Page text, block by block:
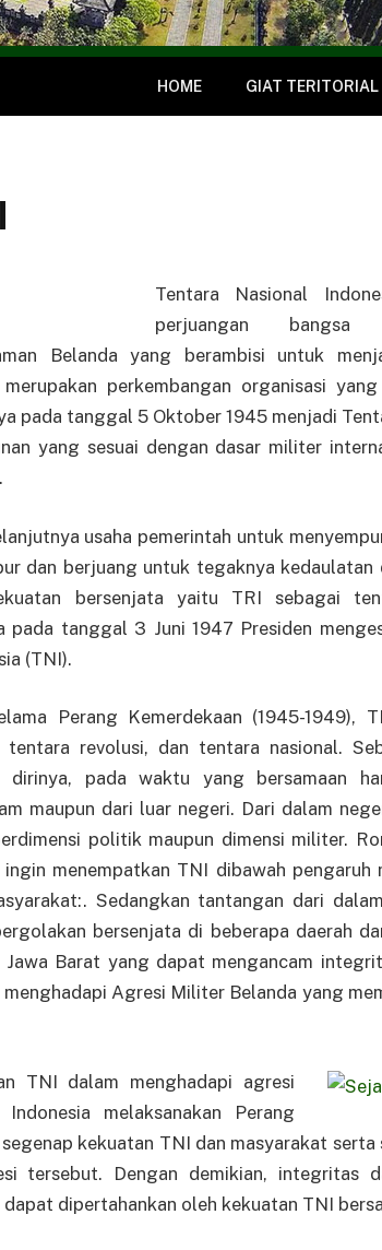
HOME GIAT TERITORIAL
Tentara Nasional
perjuangan bangsa
Belanda yang berambisi untuk
perkembangan organisasi
pada tanggal 5 Oktober 1945 menjadi
yang sesuai dengan dasar militer
usaha pemerintah untuk
dan berjuang untuk tegaknya kedaulatan
bersenjata yaitu TRI sebagai
pada tanggal 3 Juni 1947 Presiden
(TNI).
Perang Kemerdekaan (1945-1949),
revolusi, dan tentara nasional.
dirinya, pada waktu yang bersamaan
maupun dari luar negeri. Dari dalam
politik maupun dimensi militer.
menempatkan TNI dibawah
Sedangkan tantangan dari
bersenjata di beberapa daerah
Barat yang dapat mengancam
Agresi Militer Belanda yang
TNI dalam menghadapi agresi
melaksanakan Perang
kekuatan TNI dan masyarakat
tersebut. Dengan demikian, integritas
dipertahankan oleh kekuatan TNI